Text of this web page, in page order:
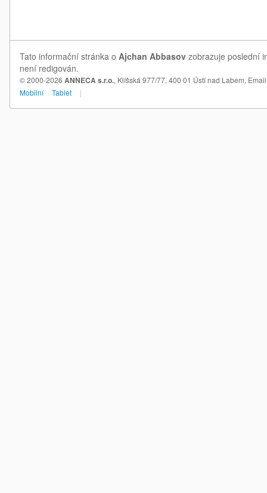
Tato informační stránka o Ajchan Abbasov zobrazuje poslední
není redigován.
© 2000-2026 ANNECA s.r.o., Klíšská 977/77, 400 01 Ústí nad Labem,
Mobilní
Tablet |